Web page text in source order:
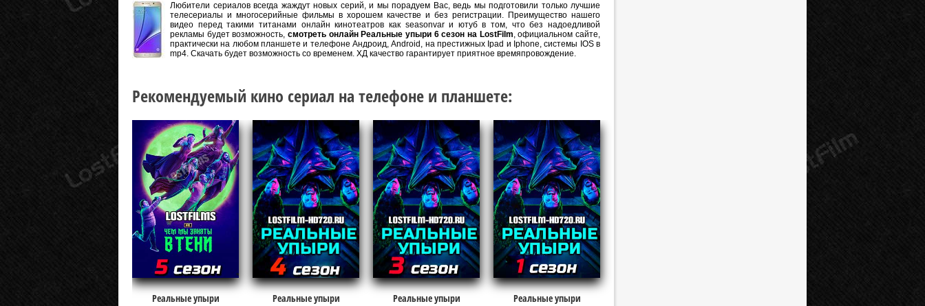
Любители сериалов всегда жаждут новых серий, и мы порадуем Вас, ведь мы подготовили только лучшие
телесериалы и многосерийные фильмы в хорошем качестве и без регистрации. Преимущество нашего
видео перед такими титанами онлайн кинотеатров как seasonvar и ютуб в том, что без надоедливой
рекламы будет возможность, смотреть онлайн Реальные упыри 6 сезон на LostFilm, официальном сайте,
практически на любом планшете и телефоне Андроид, Android, на престижных Ipad и Iphone, системы IOS в
mp4. Скачать будет возможность со временем. ХД качество гарантирует приятное времяпровождение.
Рекомендуемый кино сериал на телефоне и планшете:
Реальные упыри Реальные упыри Реальные упыри Реальные упыри